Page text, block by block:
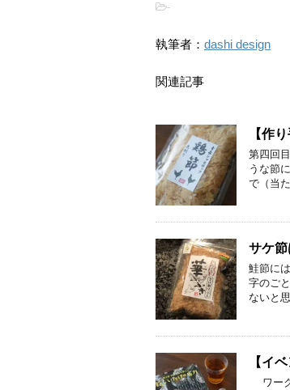
-
執筆者： dashi design
関連記事
【作
第四回
うな節
で（当
サケ
鮭節に
字のご
ないと
【イ
ワーク